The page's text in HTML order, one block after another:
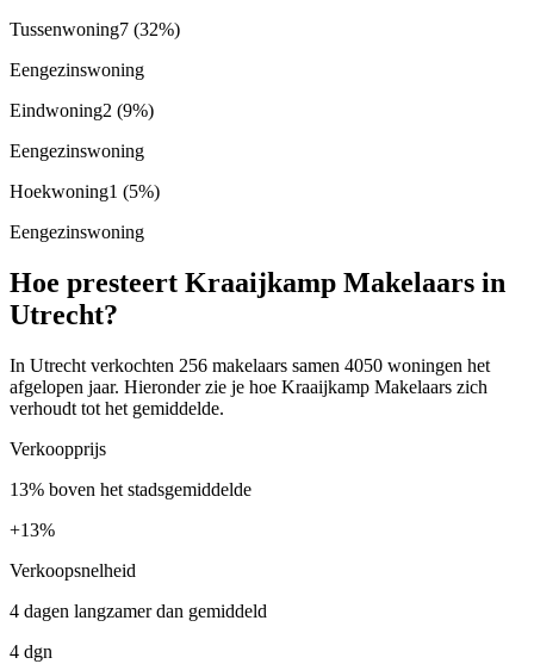
Tussenwoning7 (32%)
Eengezinswoning
Eindwoning2 (9%)
Eengezinswoning
Hoekwoning1 (5%)
Eengezinswoning
Hoe presteert Kraaijkamp Makelaars in
Utrecht?
In Utrecht verkochten 256 makelaars samen 4050 woningen het
afgelopen jaar. Hieronder zie je hoe Kraaijkamp Makelaars zich
verhoudt tot het gemiddelde.
Verkoopprijs
13% boven het stadsgemiddelde
+13%
Verkoopsnelheid
4 dagen langzamer dan gemiddeld
4 dgn